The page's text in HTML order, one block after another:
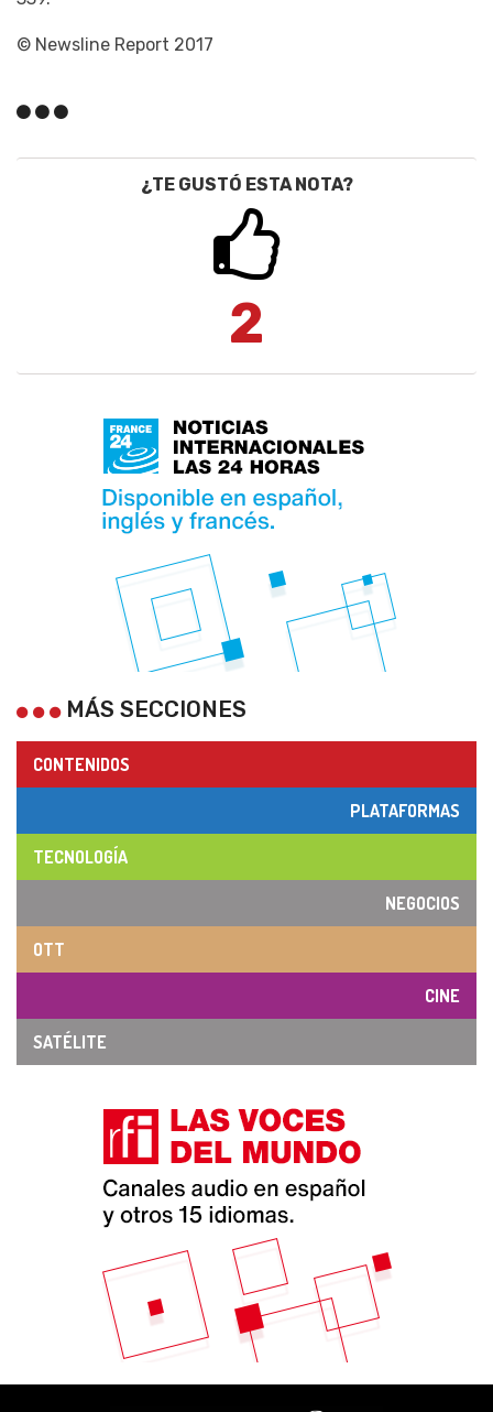
© Newsline Report 2017
¿TE GUSTÓ ESTA NOTA?
2
MÁS SECCIONES
CONTENIDOS
PLATAFORMAS
TECNOLOGÍA
NEGOCIOS
OTT
CINE
SATÉLITE